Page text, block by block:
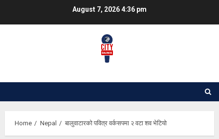
August 7, 20264:36 pm
Home Nepal बालुवाटारको पवित्र वर्कसपमा २ वटा शव भेटियो